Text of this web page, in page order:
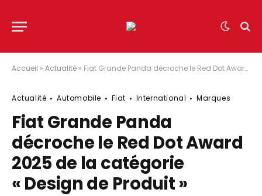
Accueil » Actualité » Fiat Grande Panda décroche le Red Dot Award 2025 de la catégorie « Design de Produit »
Actualité Automobile Fiat International Marques
Fiat Grande Panda
décroche le Red Dot Award
2025 de la catégorie
« Design de Produit »